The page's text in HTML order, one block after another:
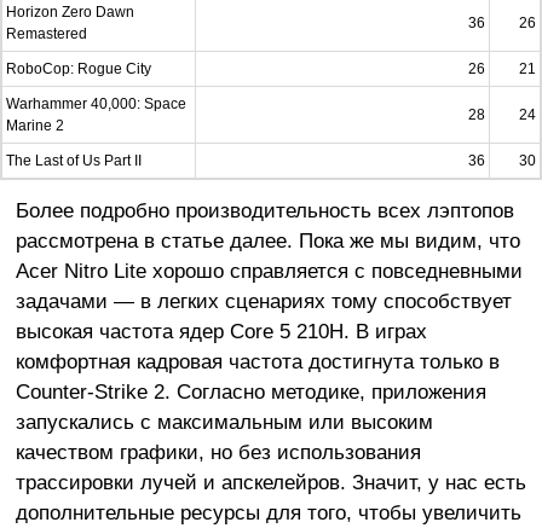
Horizon Zero Dawn
Remastered
36 26
RoboCop: Rogue City 26 21
Warhammer 40,000: Space
Marine 2
28 24
The Last of Us Part II 36 30
Более подробно производительность всех лэптопов
рассмотрена в статье далее. Пока же мы видим, что
Acer Nitro Lite хорошо справляется с повседневными
задачами — в легких сценариях тому способствует
высокая частота ядер Core 5 210H. В играх
комфортная кадровая частота достигнута только в
Counter-Strike 2. Согласно методике, приложения
запускались с максимальным или высоким
качеством графики, но без использования
трассировки лучей и апскелейров. Значит, у нас есть
дополнительные ресурсы для того, чтобы увеличить